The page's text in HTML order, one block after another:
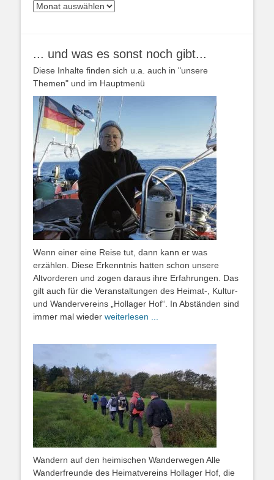
Archiv
... und was es sonst noch gibt...
Diese Inhalte finden sich u.a. auch in "unsere
Themen" und im Hauptmenü
Wenn einer eine Reise tut, dann kann er was
erzählen. Diese Erkenntnis hatten schon unsere
Altvorderen und zogen daraus ihre Erfahrungen. Das
gilt auch für die Veranstaltungen des Heimat-, Kultur-
und Wandervereins „Hollager Hof“. In Abständen sind
immer mal wieder weiterlesen ...
Wandern auf den heimischen Wanderwegen Alle
Wanderfreunde des Heimatvereins Hollager Hof, die